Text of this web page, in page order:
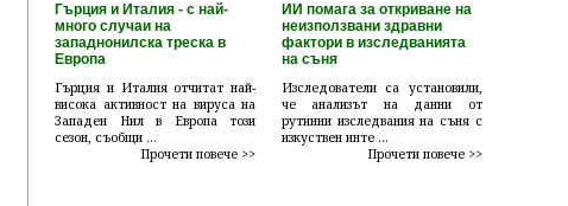
Гърция и Италия - с най-
много случаи на
западнонилска треска в
Европа
Гърция и Италия отчитат най-
висока активност на вируса на
Западен Нил в Европа този
сезон, съобщи ...
Прочети повече >>
ИИ помага за откриване на
неизползвани здравни
фактори в изследванията
на съня
Изследователи са установили,
че анализът на данни от
рутинни изследвания на съня с
изкуствен инте ...
Прочети повече >>